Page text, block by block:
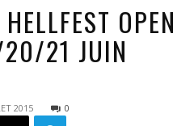
OPEN
21 JUIN
2015 0